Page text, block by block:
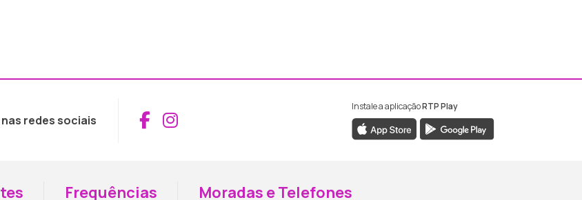
redes sociais Aceder ao Facebook da RTP Madeira
Aceder ao Instagram da RTP Madeira
Instale a aplicaçãoRTP Play
Frequências Moradas e Telefones